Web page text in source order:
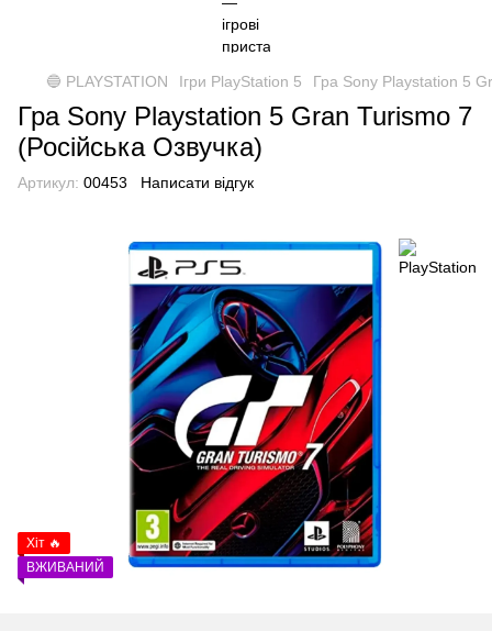
🔵 PLAYSTATION Ігри PlayStation 5 Гра Sony Playstation 5
Гра Sony Playstation 5 Gran Turismo 7
(Російська Озвучка)
Артикул: 00453 Написати відгук
Хіт 🔥
ВЖИВАНИЙ